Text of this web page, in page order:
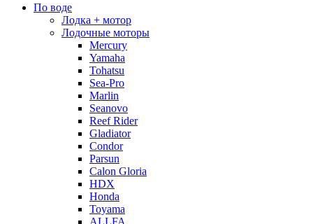
По воде
Лодка + мотор
Лодочные моторы
Mercury
Yamaha
Tohatsu
Sea-Pro
Marlin
Seanovo
Reef Rider
Gladiator
Condor
Parsun
Calon Gloria
HDX
Honda
Toyama
ALLFA